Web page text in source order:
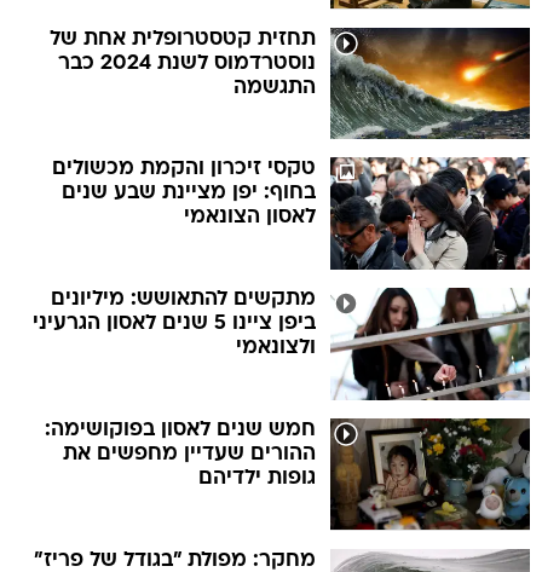
תחזית קטסטרופלית אחת של
נוסטרדמוס לשנת 2024 כבר
התגשמה
טקסי זיכרון והקמת מכשולים
בחוף: יפן מציינת שבע שנים
לאסון הצונאמי
מתקשים להתאושש: מיליונים
ביפן ציינו 5 שנים לאסון הגרעיני
ולצונאמי
חמש שנים לאסון בפוקושימה:
ההורים שעדיין מחפשים את
גופות ילדיהם
מחקר: מפולת "בגודל של פריז"